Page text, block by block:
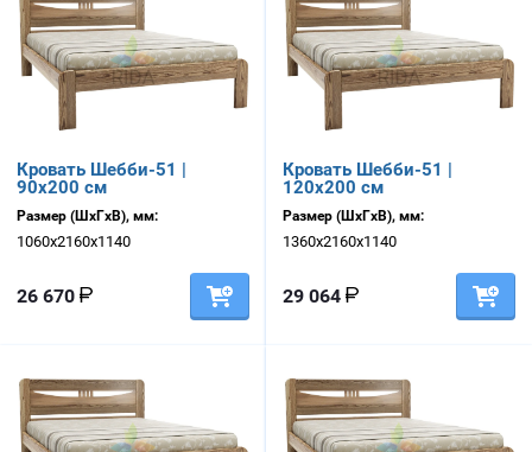
Кровать Шебби-51 |
90х200 см
Размер (ШхГхВ), мм:
1060х2160х1140
26 670
Кровать Шебби-51 |
120х200 см
Размер (ШхГхВ), мм:
1360х2160х1140
29 064